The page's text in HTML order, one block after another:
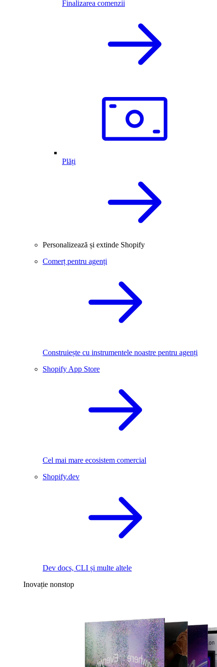
Finalizarea comenzii
Plăți
Personalizează și extinde Shopify
Comerț pentru agenți
Construiește cu instrumentele noastre pentru agenți
Shopify App Store
Cel mai mare ecosistem comercial
Shopify.dev
Dev docs, CLI și multe altele
Inovație nonstop